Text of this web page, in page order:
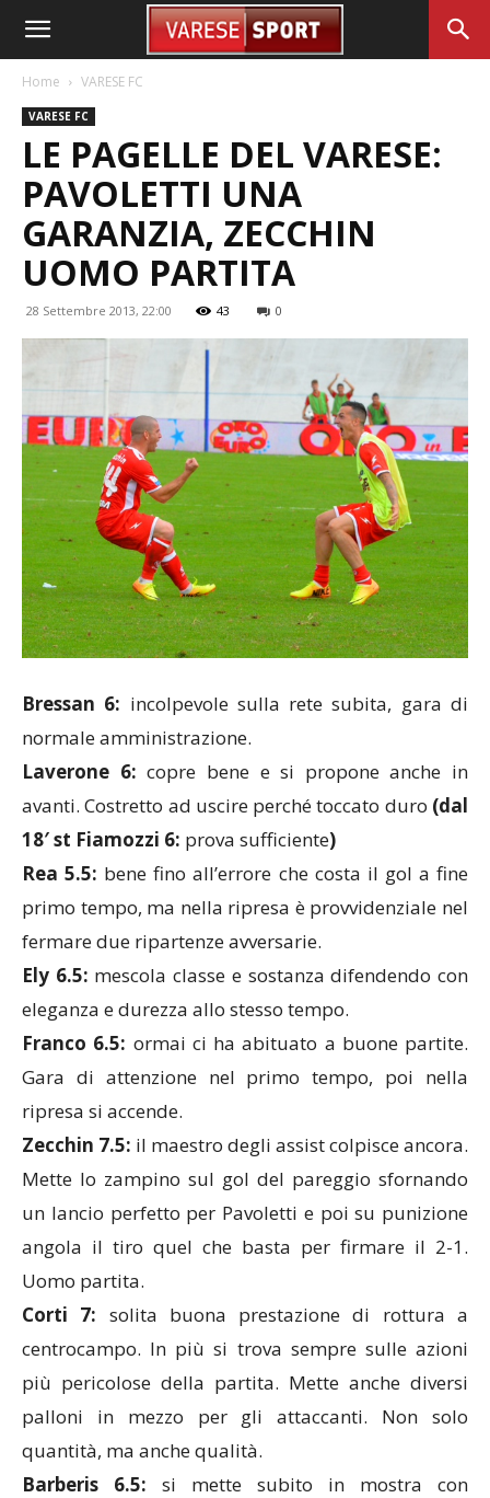
Home VARESE FC
VARESE FC
LE PAGELLE DEL VARESE:
PAVOLETTI UNA
GARANZIA, ZECCHIN
UOMO PARTITA
28 Settembre 2013, 22:00 43 0
Bressan 6: incolpevole sulla rete subita, gara di
normale amministrazione.
Laverone 6: copre bene e si propone anche in
avanti. Costretto ad uscire perché toccato duro (dal
18′ st Fiamozzi 6: prova sufficiente)
Rea 5.5: bene fino all’errore che costa il gol a fine
primo tempo, ma nella ripresa è provvidenziale nel
fermare due ripartenze avversarie.
Ely 6.5: mescola classe e sostanza difendendo con
eleganza e durezza allo stesso tempo.
Franco 6.5: ormai ci ha abituato a buone partite.
Gara di attenzione nel primo tempo, poi nella
ripresa si accende.
Zecchin 7.5: il maestro degli assist colpisce ancora.
Mette lo zampino sul gol del pareggio sfornando
un lancio perfetto per Pavoletti e poi su punizione
angola il tiro quel che basta per firmare il 2-1.
Uomo partita.
Corti 7: solita buona prestazione di rottura a
centrocampo. In più si trova sempre sulle azioni
più pericolose della partita. Mette anche diversi
palloni in mezzo per gli attaccanti. Non solo
quantità, ma anche qualità.
Barberis 6.5: si mette subito in mostra con